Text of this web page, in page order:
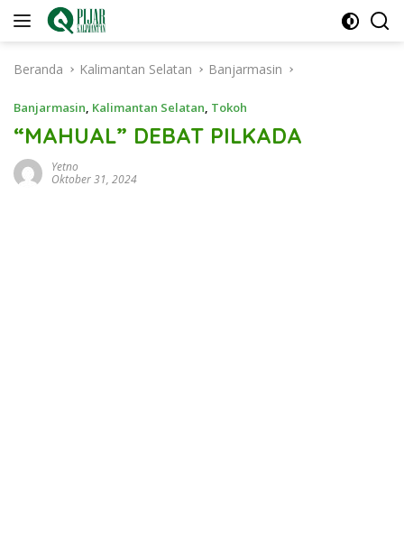
Langsung
Beranda
Kalimantan Selatan Banjarmasin
Banjarmasin, Kalimantan Selatan, Tokoh
“MAHUAL” DEBAT PILKADA
Yetno
Oktober 31, 2024